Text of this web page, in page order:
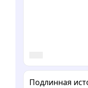
Подлинная